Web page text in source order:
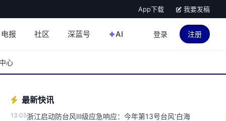
App下载 我要发稿
电报 社区 深蓝号 AI 登录 注册
心
最新快讯
13:05浙江启动防台风Ⅲ级应急响应：今年第13号台风‘白海